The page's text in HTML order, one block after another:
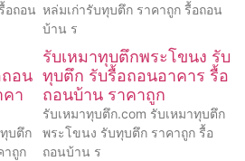
อถอน หล่มเก่ารับทุบตึก ราคาถูก รื้อถอน
บ้าน ร
อน
คา
บตึก
ถูก
รับเหมาทุบตึกพระโขนง รับ
ทุบตึก รับรื้อถอนอาคาร รื้อ
ถอนบ้าน ราคาถูก
รับเหมาทุบตึก.com รับเหมาทุบตึก
พระโขนง รับทุบตึก ราคาถูก รื้อ
ถอนบ้าน ร